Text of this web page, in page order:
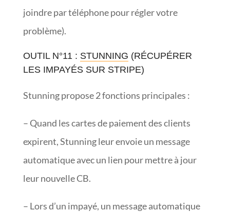
joindre par téléphone pour régler votre
problème).
OUTIL N°11 : STUNNING (RÉCUPÉRER
LES IMPAYÉS SUR STRIPE)
Stunning propose 2 fonctions principales :
– Quand les cartes de paiement des clients
expirent, Stunning leur envoie un message
automatique avec un lien pour mettre à jour
leur nouvelle CB.
– Lors d’un impayé, un message automatique